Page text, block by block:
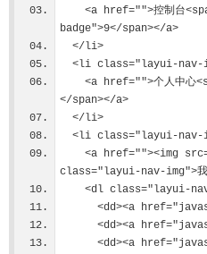
badge">9</span></a>
  </li>
<li class="layui-
</span></a>
  </li>
<li class="layui-
class="layui-nav-img">
<dl class="layui-
<dd><a
<dd><a
<dd><a